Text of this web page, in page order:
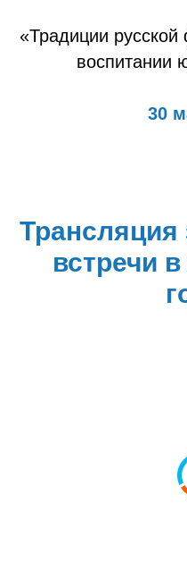
«Традиции
воспитании
30
встречи